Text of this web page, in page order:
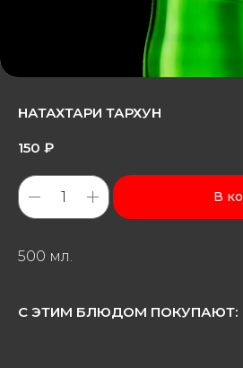
НАТАХТАРИ ТАРХУН
150 ₽
В
500 мл.
С ЭТИМ БЛЮДОМ ПОКУПАЮТ: